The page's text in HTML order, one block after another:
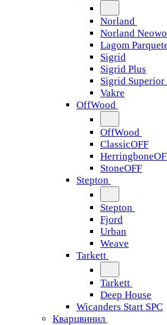
Norland
Norland
Lagom
Sigrid
Sigrid Plus
Sigrid
Vakre
OffWood
OffWood
ClassicOFF
StoneOFF
Stepton
Stepton
Fjord
Urban
Weave
Tarkett
Tarkett
Deep House
Wicanders Start SPC
Кварцвинил